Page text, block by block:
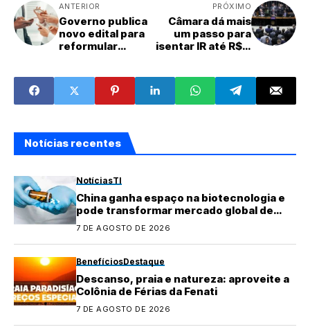
ANTERIOR
Governo publica
novo edital para
reformular
PRÓXIMO
Câmara dá mais
um passo para
isentar IR até R$ 5
Notícias recentes
NotíciasTI
China ganha espaço na biotecnologia e
pode transformar mercado global de
medicamentos
7 DE AGOSTO DE 2026
BenefíciosDestaque
Descanso, praia e natureza: aproveite a
Colônia de Férias da Fenati
7 DE AGOSTO DE 2026